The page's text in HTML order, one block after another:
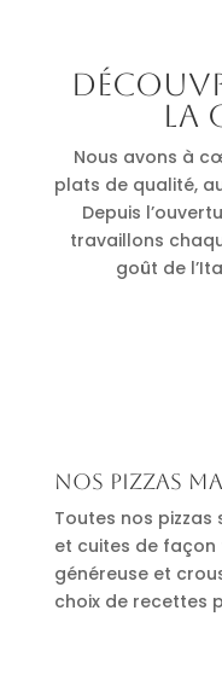
La
Nous avons à
plats de qualité,
Depuis
travaillons
goût de
Nos pizzas
Toutes nos
et cuites de façon
généreuse et
choix de recettes